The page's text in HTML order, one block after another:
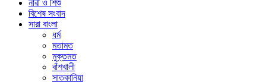
নারী ও শিশু
বিশেষ সংবাদ
সারা বাংলা
ধর্ম
মতামত
মুক্তমত
বাঁশখালী
সাতকানিয়া